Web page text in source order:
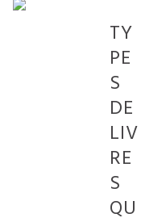
TY
PE
S
DE
LIV
RE
S
QU